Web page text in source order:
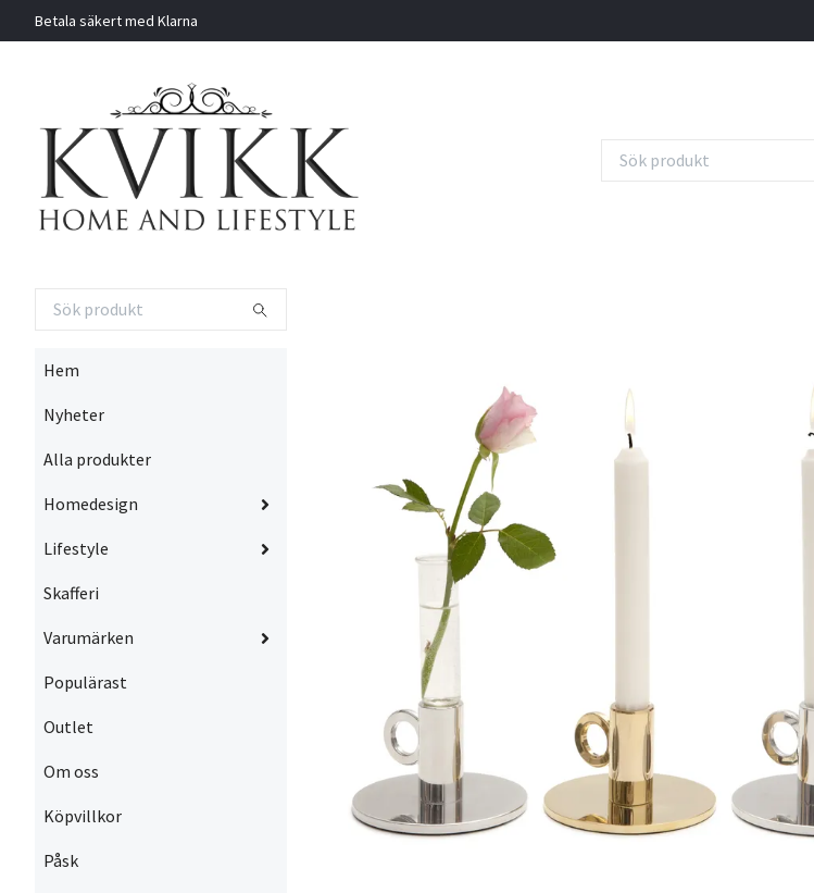
Betala säkert med Klarna
Hem
Nyheter
Alla produkter
Homedesign
Lifestyle
Skafferi
Varumärken
Populärast
Outlet
Om oss
Köpvillkor
Påsk